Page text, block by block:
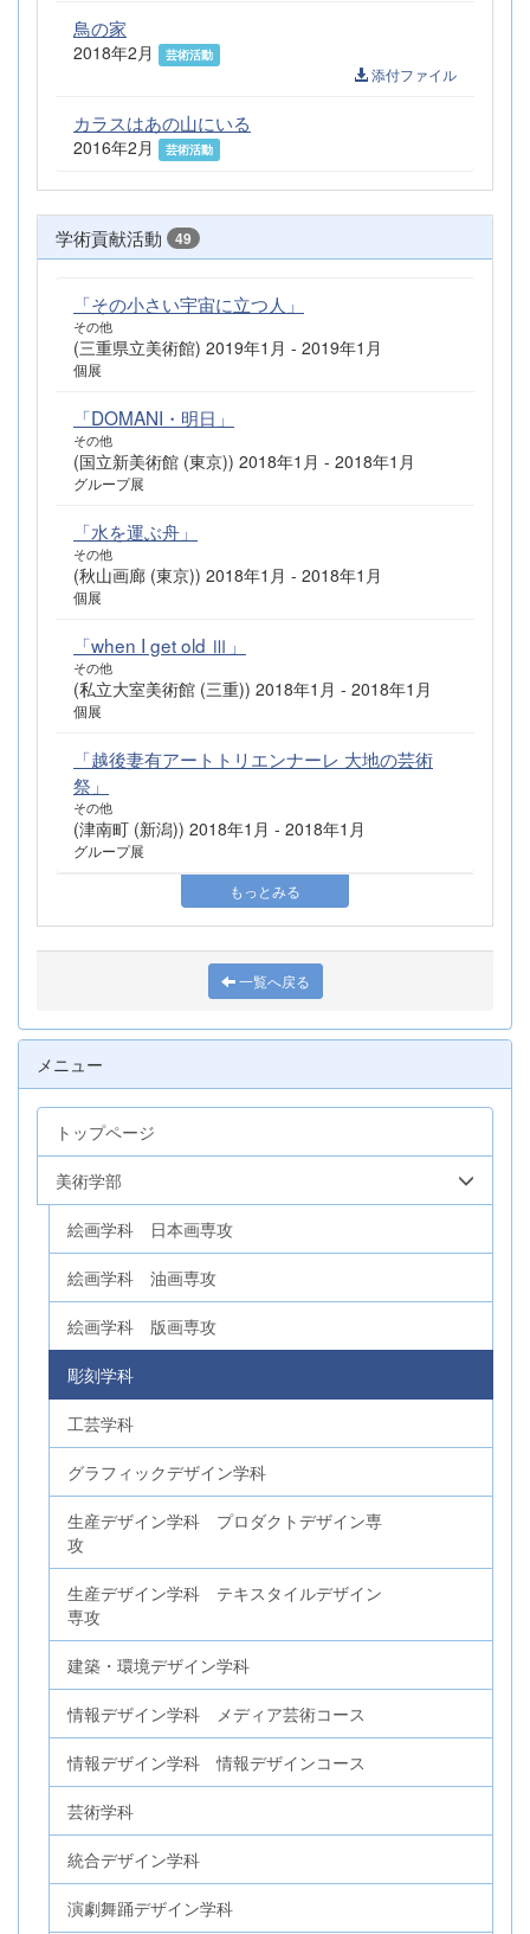
鳥の家
2018年2月 芸術活動
添付ファイル
カラスはあの山にいる
2016年2月 芸術活動
学術貢献活動 49
「その小さい宇宙に立つ人」
その他
(三重県立美術館) 2019年1月 - 2019年1月
個展
「DOMANI・明日」
その他
(国立新美術館 (東京)) 2018年1月 - 2018年1月
グループ展
「水を運ぶ舟」
その他
(秋山画廊 (東京)) 2018年1月 - 2018年1月
個展
「when I get old Ⅲ」
その他
(私立大室美術館 (三重)) 2018年1月 - 2018年1月
個展
「越後妻有アートトリエンナーレ 大地の芸術
祭」
その他
(津南町 (新潟)) 2018年1月 - 2018年1月
グループ展
もっとみる
一覧へ戻る
メニュー
トップページ
美術学部
絵画学科 日本画専攻
絵画学科 油画専攻
絵画学科 版画専攻
彫刻学科
工芸学科
グラフィックデザイン学科
生産デザイン学科 プロダクトデザイン専
攻
生産デザイン学科 テキスタイルデザイン
専攻
建築・環境デザイン学科
情報デザイン学科 メディア芸術コース
情報デザイン学科 情報デザインコース
芸術学科
統合デザイン学科
演劇舞踊デザイン学科